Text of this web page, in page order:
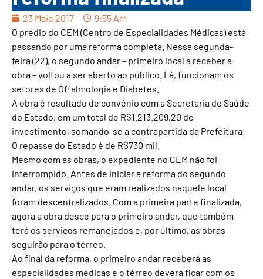
23 Maio 2017
9:55 Am
O prédio do CEM (Centro de Especialidades Médicas) está
passando por uma reforma completa. Nessa segunda-
feira (22), o segundo andar – primeiro local a receber a
obra – voltou a ser aberto ao público. Lá, funcionam os
setores de Oftalmologia e Diabetes.
A obra é resultado de convênio com a Secretaria de Saúde
do Estado, em um total de R$1.213.209,20 de
investimento, somando-se a contrapartida da Prefeitura.
O repasse do Estado é de R$730 mil.
Mesmo com as obras, o expediente no CEM não foi
interrompido. Antes de iniciar a reforma do segundo
andar, os serviços que eram realizados naquele local
foram descentralizados. Com a primeira parte finalizada,
agora a obra desce para o primeiro andar, que também
terá os serviços remanejados e, por último, as obras
seguirão para o térreo.
Ao final da reforma, o primeiro andar receberá as
especialidades médicas e o térreo deverá ficar com os